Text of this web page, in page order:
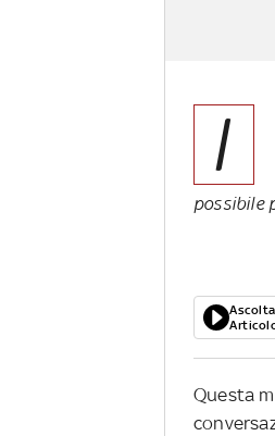
I
possibile
Ascolta
Questa